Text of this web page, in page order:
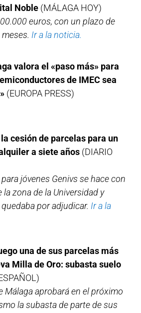
Noble (MÁLAGA HOY)
euros, con un plazo de
Ir a la noticia.
valora el «paso más» para
de IMEC sea
(EUROPA PRESS)
cesión de parcelas para un
a siete años (DIARIO
jóvenes Genivs se hace con
la zona de la Universidad y
por adjudicar. Ir a la
una de sus parcelas más
Milla de Oro: subasta suelo
Málaga aprobará en el próximo
la subasta de parte de sus